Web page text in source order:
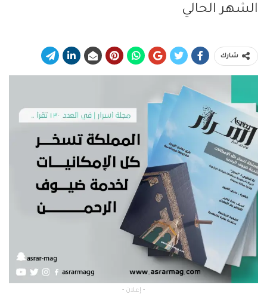
الشهر الحالي
شارك
- إعلان -